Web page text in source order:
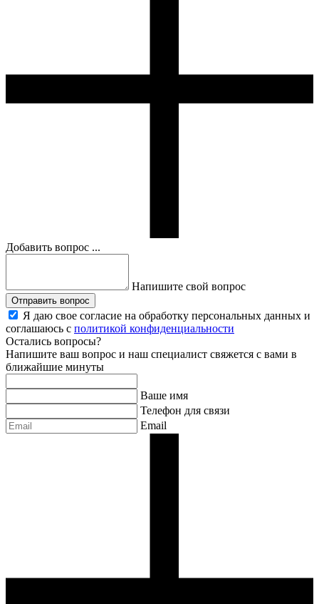
Добавить вопрос ...
Напишите свой вопрос
Отправить вопрос
Я даю свое согласие на обработку персональных данных и
соглашаюсь с политикой конфиденциальности
Остались вопросы?
Напишите ваш вопрос и наш специалист свяжется с вами в
ближайшие минуты
Ваше имя
Телефон для связи
Email